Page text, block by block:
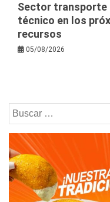
Sector transporte
técnico en los
recursos
05/08/2026
Buscar: